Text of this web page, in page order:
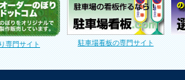
専門サイト 駐車場看板の専門サイト